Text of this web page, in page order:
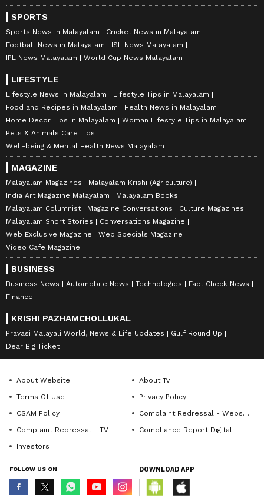
SPORTS
Sports News in Malayalam
Cricket News in Malayalam
Football News in Malayalam
ISL News Malayalam
IPL News Malayalam
World Cup News Malayalam
LIFESTYLE
Lifestyle News in Malayalam
Lifestyle Tips in Malayalam
Food and Recipes in Malayalam
Health News in Malayalam
Home Decor Tips in Malayalam
Woman Lifestyle Tips in Malayalam
Pets & Animals Care Tips
Well-being & Mental Health News Malayalam
MAGAZINE
Malayalam Magazines
Malayalam Krishi (Agriculture)
India Art Magazine Malayalam
Malayalam Books
Malayalam Columnist
Magazine Conversations
Culture Magazines
Malayalam Short Stories
Conversations Magazine
Web Exclusive Magazine
Web Specials Magazine
Video Cafe Magazine
BUSINESS
Business News Automobile News Technologies
Fact Check News
Finance
KRISHI PAZHAMCHOLLUKAL
Pravasi Malayali World, News & Life Updates
Gulf Round Up
Dear Big Ticket
About Website
About Tv
Terms Of Use
Privacy Policy
CSAM Policy
Complaint Redressal - Website
Complaint Redressal - TV
Compliance Report Digital
Investors
FOLLOW US ON DOWNLOAD APP